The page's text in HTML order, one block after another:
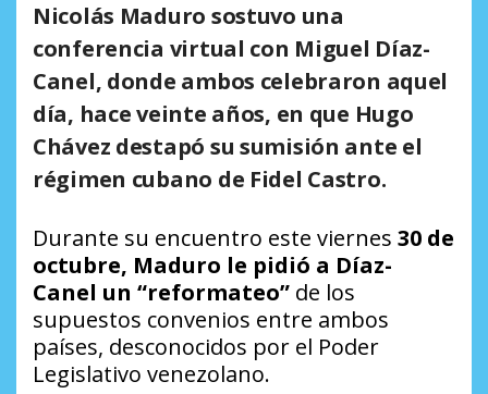
Nicolás Maduro sostuvo una
conferencia virtual con Miguel Díaz-
Canel, donde ambos celebraron aquel
día, hace veinte años, en que Hugo
Chávez destapó su sumisión ante el
régimen cubano de Fidel Castro.
Durante su encuentro este viernes 30 de
octubre, Maduro le pidió a Díaz-
Canel un “reformateo” de los
supuestos convenios entre ambos
países, desconocidos por el Poder
Legislativo venezolano.